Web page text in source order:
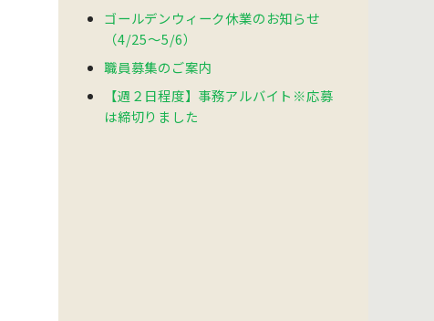
ゴールデンウィーク休業のお知らせ
（4/25～5/6）
職員募集のご案内
【週２日程度】事務アルバイト※応募
は締切りました